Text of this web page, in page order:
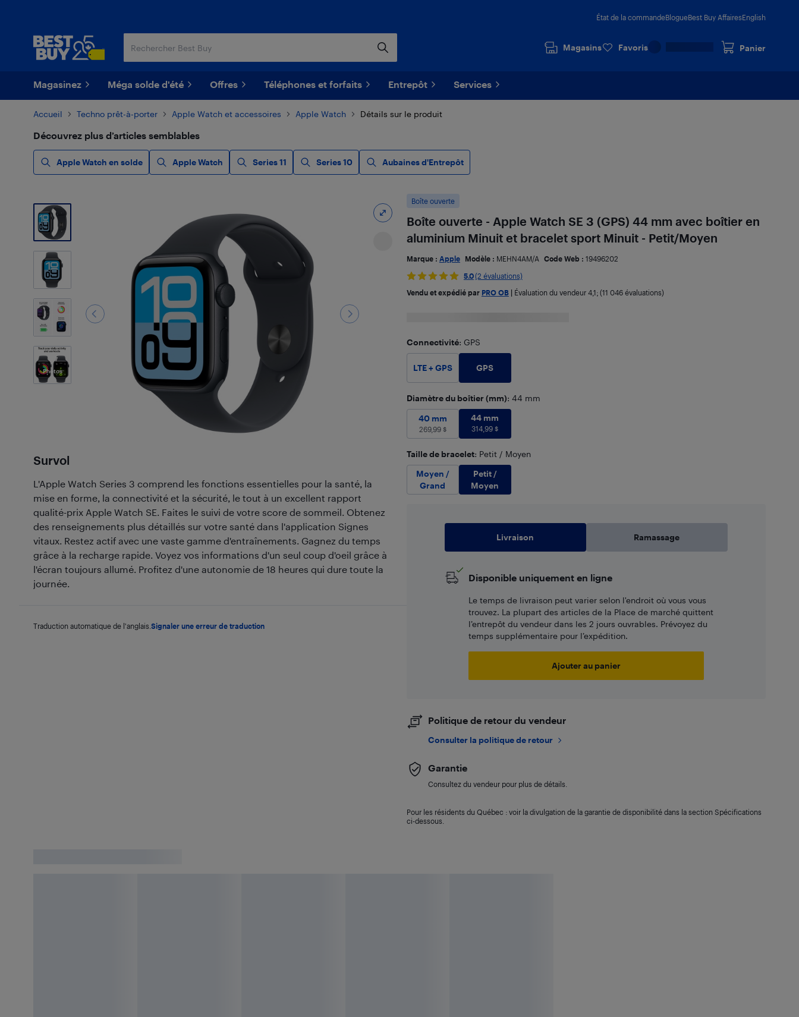
État de la commandeBlogueBest Buy AffairesEnglish
Magasins Favoris Panier
Magasinez Méga solde d'été Offres Téléphones et forfaits Entrepôt Services
Accueil Techno prêt-à-porter Apple Watch et accessoires Apple Watch Détails sur le produit
Découvrez plus d’articles semblables
Apple Watch en solde Apple Watch Series 11 Series 10 Aubaines d'Entrepôt
7
Photos
Survol
L'Apple Watch Series 3 comprend les fonctions essentielles pour la santé, la
mise en forme, la connectivité et la sécurité, le tout à un excellent rapport
qualité-prix Apple Watch SE. Faites le suivi de votre score de sommeil. Obtenez
des renseignements plus détaillés sur votre santé dans l'application Signes
vitaux. Restez actif avec une vaste gamme d'entraînements. Gagnez du temps
grâce à la recharge rapide. Voyez vos informations d'un seul coup d'oeil grâce à
l'écran toujours allumé. Profitez d'une autonomie de 18 heures qui dure toute la
journée.
Traduction automatique de l'anglais. Signaler une erreur de traduction
Boîte ouverte
Boîte ouverte - Apple Watch SE 3 (GPS) 44 mm avec boîtier en
aluminium Minuit et bracelet sport Minuit - Petit/Moyen
Marque : Apple Modèle : MEHN4AM/A Code Web : 19496202
5.0(2 évaluations)
Vendu et expédié par PRO OB| Évaluation du vendeur 4,1; (11 046 évaluations)
Connectivité: GPS
LTE + GPS GPS
Diamètre du boîtier (mm): 44 mm
40 mm
269,99$
40 mm
269,99$
44 mm
44 mm
314,99 $
Taille de bracelet: Petit / Moyen
Moyen /
Grand
Petit /
Moyen
Livraison Ramassage
Disponible uniquement en ligne
Le temps de livraison peut varier selon l'endroit où vous vous
trouvez. La plupart des articles de la Place de marché quittent
l’entrepôt du vendeur dans les 2 jours ouvrables. Prévoyez du
temps supplémentaire pour l’expédition.
Ajouter au panier
Politique de retour du vendeur
Consulter la politique de retour
Garantie
Consultez du vendeur pour plus de détails.
Pour les résidents du Québec : voir la divulgation de la garantie de disponibilité dans la section Spécifications
ci-dessous.